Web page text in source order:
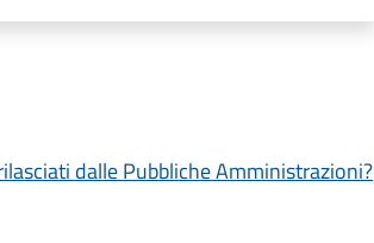
dalle Pubbliche Amministrazioni?